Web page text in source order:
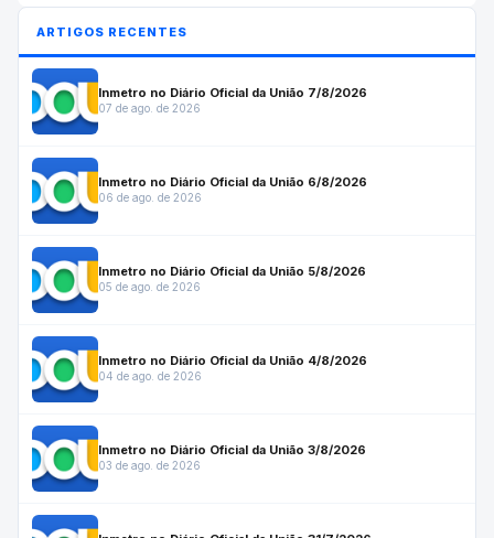
ARTIGOS RECENTES
Inmetro no Diário Oficial da União 7/8/2026
07 de ago. de 2026
Inmetro no Diário Oficial da União 6/8/2026
06 de ago. de 2026
Inmetro no Diário Oficial da União 5/8/2026
05 de ago. de 2026
Inmetro no Diário Oficial da União 4/8/2026
04 de ago. de 2026
Inmetro no Diário Oficial da União 3/8/2026
03 de ago. de 2026